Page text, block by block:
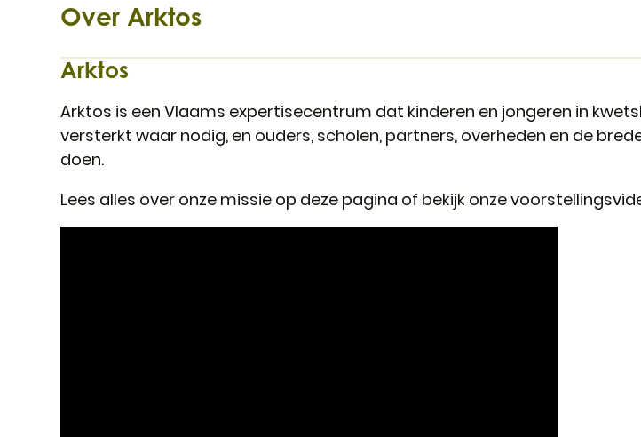
Over Arktos
Arktos
Arktos is een Vlaams expertisecentrum dat kinderen en jongeren in
versterkt waar nodig, en ouders, scholen, partners, overheden en de
doen.
Lees alles over onze missie op deze pagina of bekijk onze